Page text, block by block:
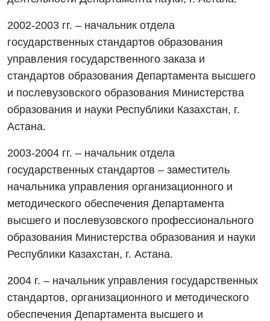
2002-2003 гг. – начальник отдела
государственных стандартов образования
управления государственного заказа и
стандартов образования Департамента высшего
и послевузовского образования Министерства
образования и науки Республики Казахстан, г.
Астана.
2003-2004 гг. – начальник отдела
государственных стандартов – заместитель
начальника управления организационного и
методического обеспечения Департамента
высшего и послевузовского профессионального
образования Министерства образования и науки
Республики Казахстан, г. Астана.
2004 г. – начальник управления государственных
стандартов, организационного и методического
обеспечения Департамента высшего и